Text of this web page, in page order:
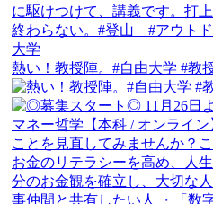
熱い！教授陣。#自由大学 #教